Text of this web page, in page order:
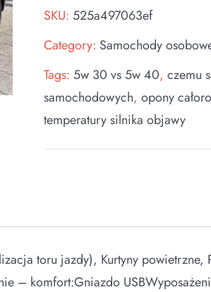
SKU:525a497063ef
Category: Samochody
Tags:5w 30 vs 5w 40,czemu
samochodowych,opony
temperatury silnika objawy
toru jazdy), Kurtyny powietrzne,
– komfort:Gniazdo